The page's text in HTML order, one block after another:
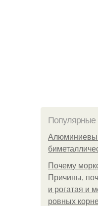
Популярные
Почему
Причины,
и рогатая и
ровных